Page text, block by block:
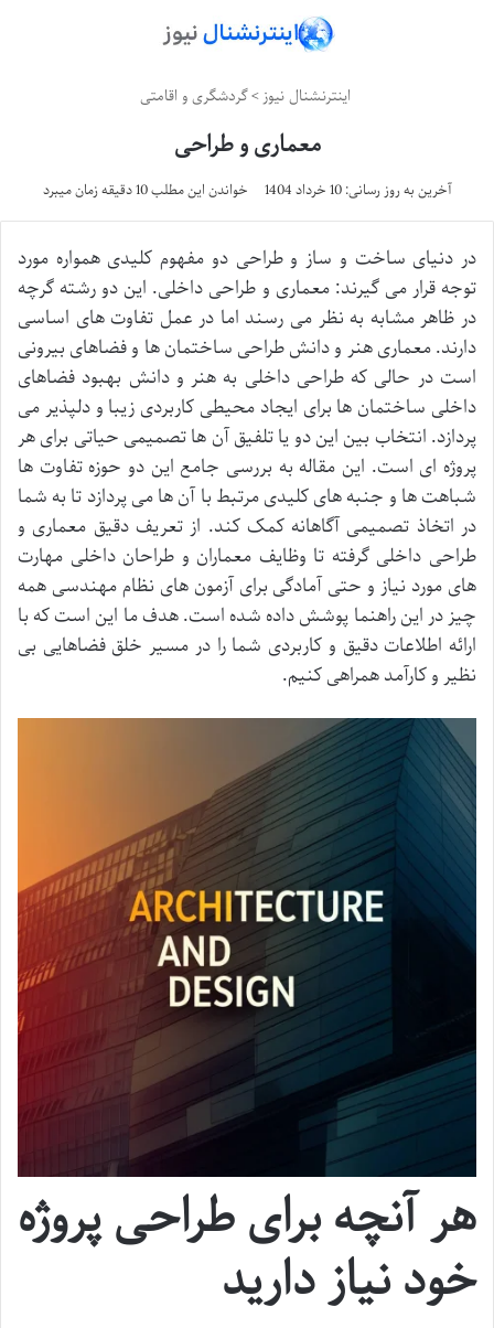
اینترنشنال نیوز>گردشگری و اقامتی
معماری و طراحی
آخرین به روز رسانی: 10 خرداد 1404 خواندن این مطلب 10 دقیقه زمان میبرد
در دنیای ساخت و ساز و طراحی دو مفهوم کلیدی همواره مورد
توجه قرار می گیرند: معماری و طراحی داخلی. این دو رشته گرچه
در ظاهر مشابه به نظر می رسند اما در عمل تفاوت های اساسی
دارند. معماری هنر و دانش طراحی ساختمان ها و فضاهای بیرونی
است در حالی که طراحی داخلی به هنر و دانش بهبود فضاهای
داخلی ساختمان ها برای ایجاد محیطی کاربردی زیبا و دلپذیر می
پردازد. انتخاب بین این دو یا تلفیق آن ها تصمیمی حیاتی برای هر
پروژه ای است. این مقاله به بررسی جامع این دو حوزه تفاوت ها
شباهت ها و جنبه های کلیدی مرتبط با آن ها می پردازد تا به شما
در اتخاذ تصمیمی آگاهانه کمک کند. از تعریف دقیق معماری و
طراحی داخلی گرفته تا وظایف معماران و طراحان داخلی مهارت
های مورد نیاز و حتی آمادگی برای آزمون های نظام مهندسی همه
چیز در این راهنما پوشش داده شده است. هدف ما این است که با
ارائه اطلاعات دقیق و کاربردی شما را در مسیر خلق فضاهایی بی
نظیر و کارآمد همراهی کنیم.
هر آنچه برای طراحی پروژه
خود نیاز دارید